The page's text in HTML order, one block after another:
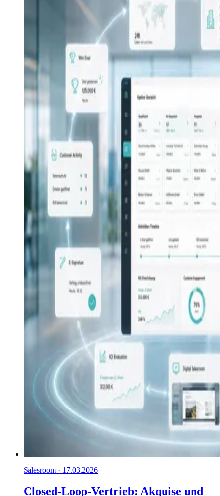
Salesroom · 17.03.2026
Closed-Loop-Vertrieb: Akquise und